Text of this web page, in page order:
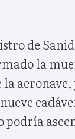
de
la